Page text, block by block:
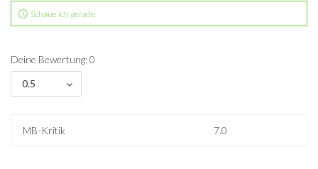
Schaue ich gerade
Deine Bewertung: 0
0.5
MB-Kritik 7.0